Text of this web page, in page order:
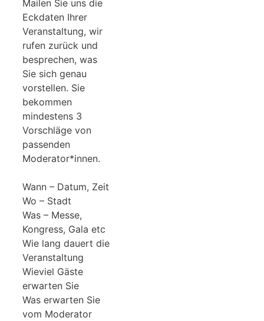
Mailen Sie uns die
Eckdaten Ihrer
Veranstaltung, wir
rufen zurück und
besprechen, was
Sie sich genau
vorstellen. Sie
bekommen
mindestens 3
Vorschläge von
passenden
Moderator*innen.
Wann – Datum, Zeit
Wo – Stadt
Was – Messe,
Kongress, Gala etc
Wie lang dauert die
Veranstaltung
Wieviel Gäste
erwarten Sie
Was erwarten Sie
vom Moderator